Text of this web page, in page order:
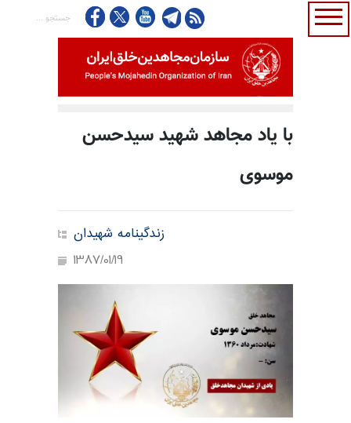
با یاد مجاهد شهید سیدحسن
موسوی
زندگینامه شهیدان
1387/01/19